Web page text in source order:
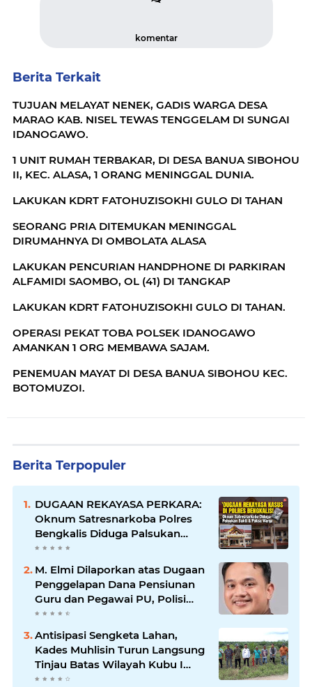
komentar
Berita Terkait
TUJUAN MELAYAT NENEK, GADIS WARGA DESA
MARAO KAB. NISEL TEWAS TENGGELAM DI SUNGAI
IDANOGAWO.
1 UNIT RUMAH TERBAKAR, DI DESA BANUA SIBOHOU
II, KEC. ALASA, 1 ORANG MENINGGAL DUNIA.
LAKUKAN KDRT FATOHUZISOKHI GULO DI TAHAN
SEORANG PRIA DITEMUKAN MENINGGAL
DIRUMAHNYA DI OMBOLATA ALASA
LAKUKAN PENCURIAN HANDPHONE DI PARKIRAN
ALFAMIDI SAOMBO, OL (41) DI TANGKAP
LAKUKAN KDRT FATOHUZISOKHI GULO DI TAHAN.
OPERASI PEKAT TOBA POLSEK IDANOGAWO
AMANKAN 1 ORG MEMBAWA SAJAM.
PENEMUAN MAYAT DI DESA BANUA SIBOHOU KEC.
BOTOMUZOI.
Berita Terpopuler
DUGAAN REKAYASA PERKARA:
Oknum Satresnarkoba Polres
Bengkalis Diduga Palsukan
Barang Bukti Hingga Paksa
Warga Hadir di TKP
M. Elmi Dilaporkan atas Dugaan
Penggelapan Dana Pensiunan
Guru dan Pegawai PU, Polisi
Pastikan Proses Hukum
Berjalan
Antisipasi Sengketa Lahan,
Kades Muhlisin Turun Langsung
Tinjau Batas Wilayah Kubu I
yang Diduga Diserobot PT Jatim